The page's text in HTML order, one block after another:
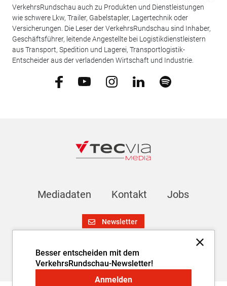
Besser entscheiden mit dem
VerkehrsRundschau-Newsletter!
Anmelden
VerkehrsRundschau auch zu Produkten und Dienstleistungen
wie schwere Lkw, Trailer, Gabelstapler, Lagertechnik oder
Versicherungen. Die Leser der VerkehrsRundschau sind Inhaber,
Geschäftsführer, leitende Angestellte bei Logistikdienstleistern
aus Transport, Spedition und Lagerei, Transportlogistik-
Entscheider aus der verladenden Wirtschaft und Industrie.
Mediadaten Kontakt Jobs
Newsletter
Impressum AGB Datenschutz